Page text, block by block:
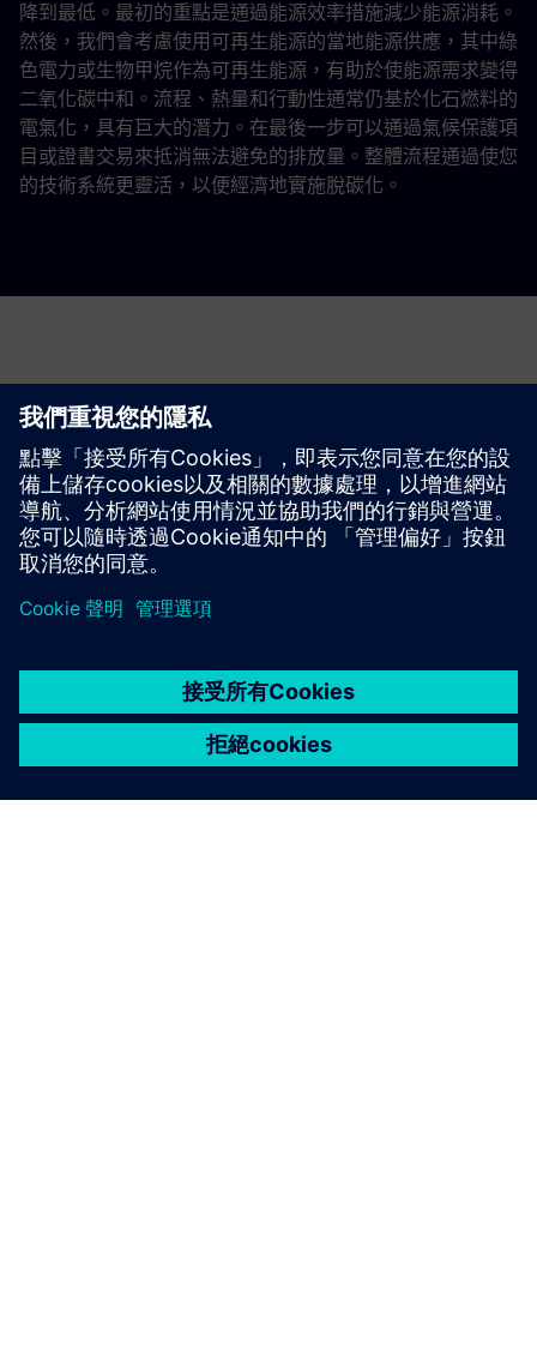
降到最低。最初的重點是通過能源效率措施減少能源消耗。
然後，我們會考慮使用可再生能源的當地能源供應，其中綠
色電力或生物甲烷作為可再生能源，有助於使能源需求變得
二氧化碳中和。流程、熱量和行動性通常仍基於化石燃料的
電氣化，具有巨大的潛力。在最後一步可以通過氣候保護項
目或證書交易來抵消無法避免的排放量。整體流程通過使您
的技術系統更靈活，以便經濟地實施脫碳化。
索取您的脫碳研究報價
請填寫以下表格。
此優惠適用於每年能源消耗超過 10 GWh（電/熱）的能源密
集企業